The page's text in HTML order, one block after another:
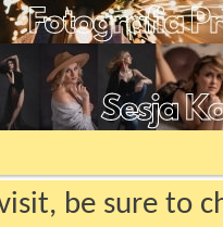
be sure to